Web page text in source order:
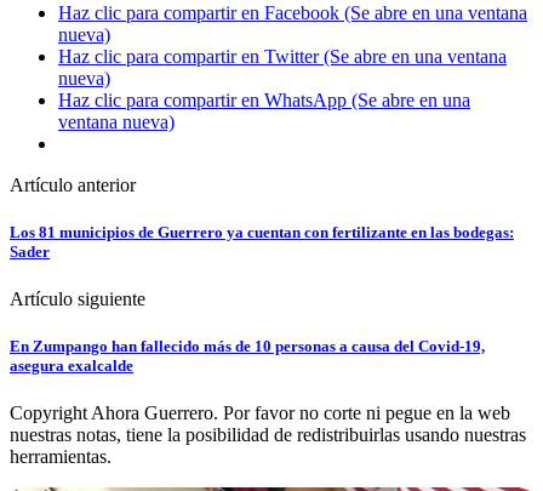
Haz clic para compartir en Facebook (Se abre en una ventana
nueva)
Haz clic para compartir en Twitter (Se abre en una ventana
nueva)
Haz clic para compartir en WhatsApp (Se abre en una
ventana nueva)
Artículo anterior
Los 81 municipios de Guerrero ya cuentan con fertilizante en las bodegas:
Sader
Artículo siguiente
En Zumpango han fallecido más de 10 personas a causa del Covid-19,
asegura exalcalde
Copyright Ahora Guerrero. Por favor no corte ni pegue en la web
nuestras notas, tiene la posibilidad de redistribuirlas usando nuestras
herramientas.